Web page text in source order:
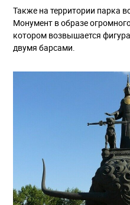
Также на территории парка
Монумент в образе
котором возвышается
двумя барсами.